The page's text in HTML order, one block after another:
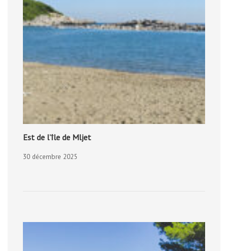
Est de l’île de Mljet
30 décembre 2025